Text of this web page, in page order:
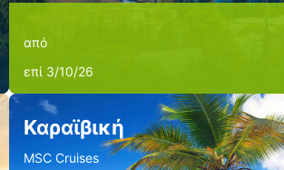
από
επί 3/10/26
Καραϊβική
MSC Cruises